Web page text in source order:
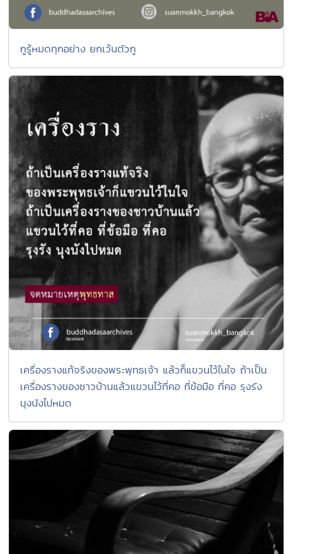
กูรู้หมดทุกอย่าง ยกเว้นตัวกู
เครื่องรางแท้จริงของพระพุทธเจ้า แล้วก็แขวนไว้ในใจ ถ้าเป็น
เครื่องรางของชาวบ้านแล้วแขวนไว้ที่คอ ที่ข้อมือ ที่คอ รุงรัง
นุงนังไปหมด